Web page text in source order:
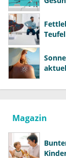
Magazin